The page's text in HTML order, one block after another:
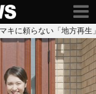
キに頼らない「地方再生